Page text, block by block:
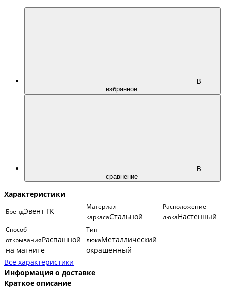
В
избранное
В
сравнение
Характеристики
БрендЭвент ГК
Материал
каркасаСтальной
Расположение
люкаНастенный
Способ
открыванияРаспашной
на магните
Тип
люкаМеталлический
окрашенный
Все характеристики
Информация о доставке
Краткое описание